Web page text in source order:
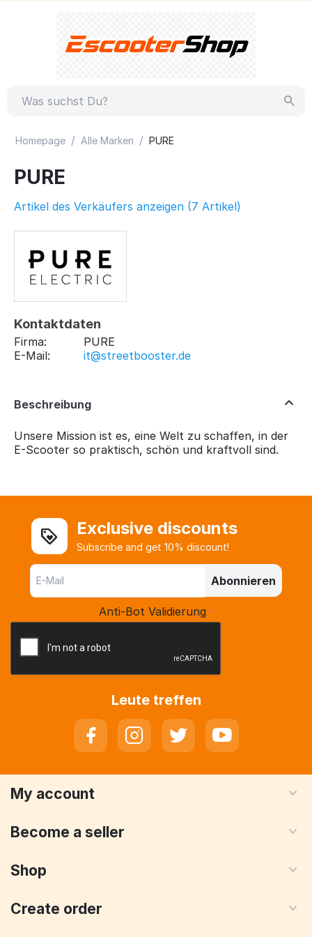
Homepage / Alle Marken / PURE
PURE
Artikel des Verkäufers anzeigen (7 Artikel)
Kontaktdaten
Firma:
PURE
E-Mail:
it@streetbooster.de
Beschreibung
Unsere Mission ist es, eine Welt zu schaffen, in der
E-Scooter so praktisch, schön und kraftvoll sind.
Exclusive discounts
Subscribe and get 10% discount!
Abonnieren
Anti-Bot Validierung
Leute treffen
My account
Become a seller
Shop
Create order